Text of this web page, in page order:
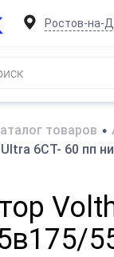
Ростов-на-
товаров •
6СТ- 60 пп